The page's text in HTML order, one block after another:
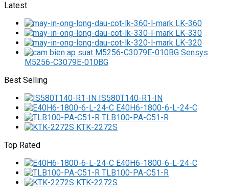
Latest
LK-360
LK-330
LK-320
M5256-C3079E-010BG
Best Selling
IS580T140-R1-IN
E40H6-1800-6-L-24-C
TLB100-PA-C51-R
KTK-2272S
Top Rated
E40H6-1800-6-L-24-C
TLB100-PA-C51-R
KTK-2272S